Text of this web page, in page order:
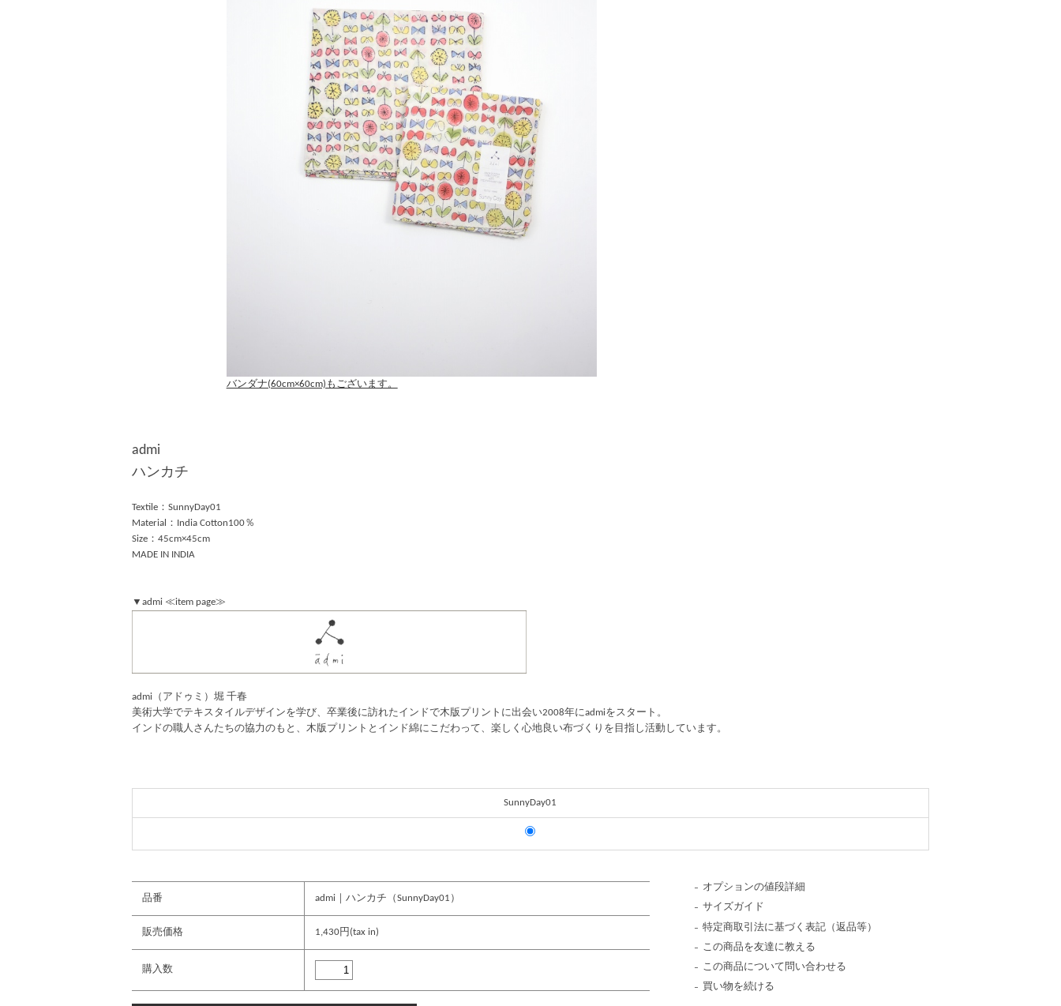
バンダナ(60cm×60cm)もございます。
admi
ハンカチ
Textile：SunnyDay01
Material：India Cotton100％
Size：45cm×45cm
MADE IN INDIA
▼admi ≪item page≫
admi（アドゥミ）堀 千春
美術大学でテキスタイルデザインを学び、卒業後に訪れたインドで木版プリントに出会い2008年にadmiをスタート。
インドの職人さんたちの協力のもと、木版プリントとインド綿にこだわって、楽しく心地良い布づくりを目指し活動しています。
SunnyDay01
品番 admi｜ハンカチ（SunnyDay01）
販売価格 1,430円(tax in)
購入数
オプションの値段詳細
サイズガイド
特定商取引法に基づく表記（返品等）
この商品を友達に教える
この商品について問い合わせる
買い物を続ける